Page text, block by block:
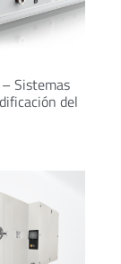
Sistemas
del